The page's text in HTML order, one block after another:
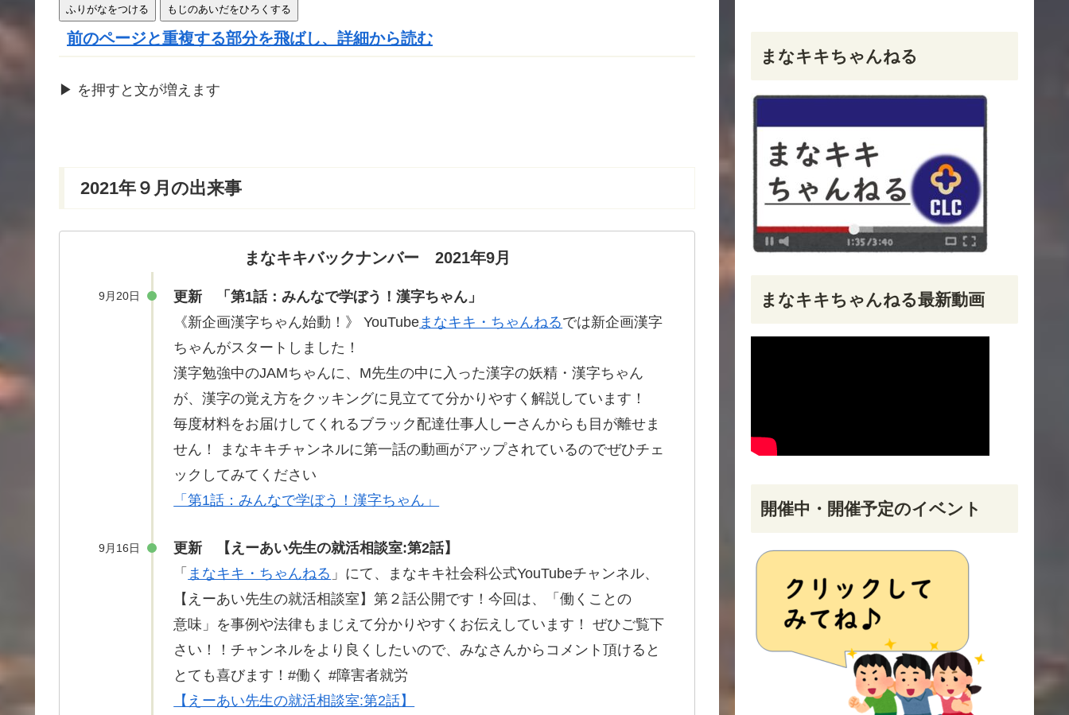
ふりがなをつける もじのあいだをひろくする
前のページと重複する部分を飛ばし、詳細から読む
▶ を押すと文が増 えます
2021年 ９ 月 の出来事
まなキキバックナンバー 2021年9月
9月20日
更新 「第1話：みんなで学ぼう！漢字ちゃん」
《新企画漢字ちゃん始動！》 YouTube まなキキ・ちゃんねるでは新企画漢字
ちゃんがスタートしました！
漢字勉強中のJAMちゃんに、M先生の中に入った漢字の妖精 ・漢字ちゃん
が、漢字の覚 え方をクッキングに 見立てて分かりやすく解説 しています！
毎度材料をお届けしてくれるブラック配達仕事人 しーさんからも目が離せま
せん！ まなキキチャンネルに第一話の動画がアップされているのでぜひチェ
ックしてみてください
「第1話：みんなで学ぼう！漢字ちゃん」
9月16日
更新 【えーあい先生の就活相談室:第2話】
「 まなキキ・ちゃんねる 」にて、まなキキ社会科公式YouTubeチャンネル、
【えーあい先生の就活相談室 】第 ２話公開です！今回 は、「働 くことの
意味 」を事例や法律もまじえて分かりやすくお伝えしています！ ぜひご覧下
さい！！チャンネルをより 良 くしたいので、みなさんからコメント頂けると
とても喜びます！#働 く #障害者就労
【えーあい先生の就活相談室:第2話】
まなキキちゃんねる
まなキキちゃんねる最新動画
開催中・開催予定のイベント